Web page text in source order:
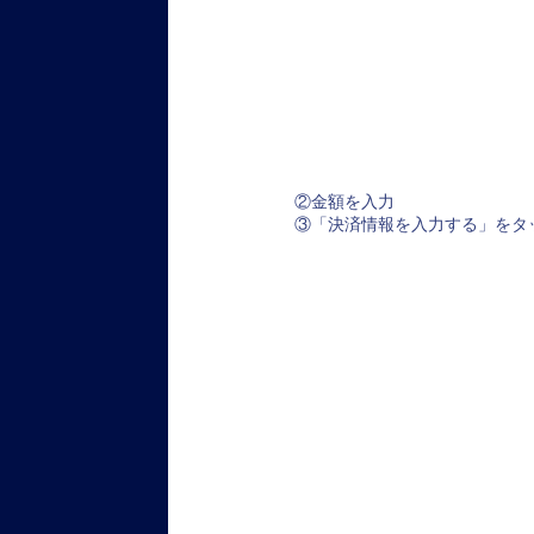
②金額を入力
③「決済情報を入力する」をタ